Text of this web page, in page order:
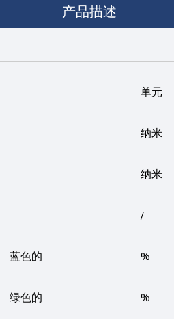
产品描述
单元
纳米
纳米
/
蓝色的 %
绿色的 %